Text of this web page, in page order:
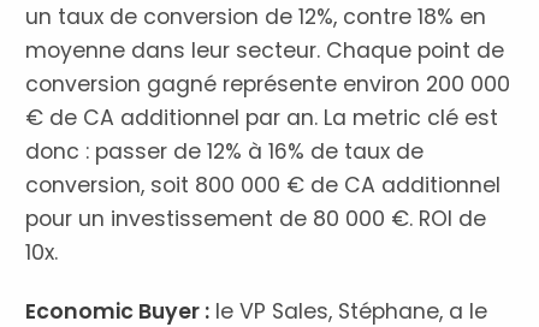
un taux de conversion de 12%, contre 18% en
moyenne dans leur secteur. Chaque point de
conversion gagné représente environ 200 000
€ de CA additionnel par an. La metric clé est
donc : passer de 12% à 16% de taux de
conversion, soit 800 000 € de CA additionnel
pour un investissement de 80 000 €. ROI de
10x.
Economic Buyer : le VP Sales, Stéphane, a le